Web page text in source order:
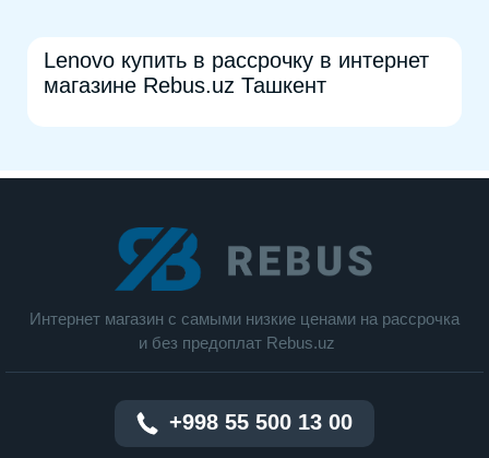
Lenovo купить в рассрочку в интернет
магазине Rebus.uz Ташкент
Интернет магазин c cамыми низкие ценами на рассрочка
и без предоплат Rebus.uz
+998 55 500 13 00